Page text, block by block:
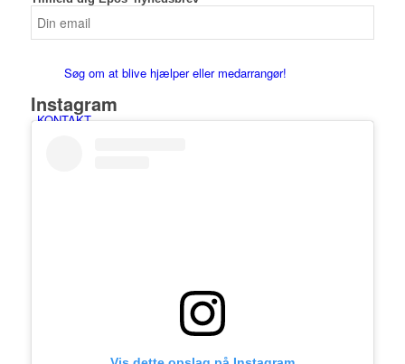
Familiehøjskole
Søg om at blive hjælper eller medarrangør!
KONTAKT
Instagram